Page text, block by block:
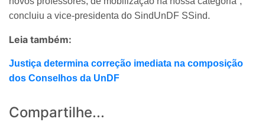
concluiu a vice-presidenta do SindUnDF SSind.
Leia também:
Justiça determina correção imediata na composição
dos Conselhos da UnDF
Compartilhe...